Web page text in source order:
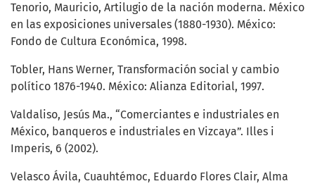
Tenorio, Mauricio, Artilugio de la nación moderna. México
en las exposiciones universales (1880-1930). México:
Fondo de Cultura Económica, 1998.
Tobler, Hans Werner, Transformación social y cambio
político 1876-1940. México: Alianza Editorial, 1997.
Valdaliso, Jesús Ma., “Comerciantes e industriales en
México, banqueros e industriales en Vizcaya”. Illes i
Imperis, 6 (2002).
Velasco Ávila, Cuauhtémoc, Eduardo Flores Clair, Alma